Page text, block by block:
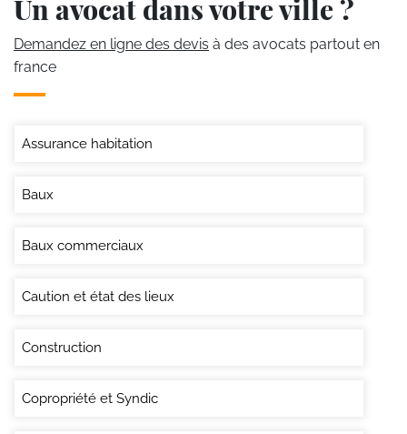
Un avocat dans votre ville ?
Demandez en ligne des devis à des avocats partout en
france
Assurance habitation
Baux
Baux commerciaux
Caution et état des lieux
Construction
Copropriété et Syndic